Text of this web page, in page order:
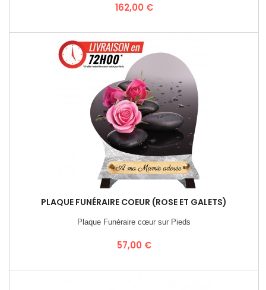
Prix
162,00 €
PLAQUE FUNÉRAIRE COEUR (ROSE ET GALETS)
Plaque Funéraire cœur sur Pieds
Prix
57,00 €